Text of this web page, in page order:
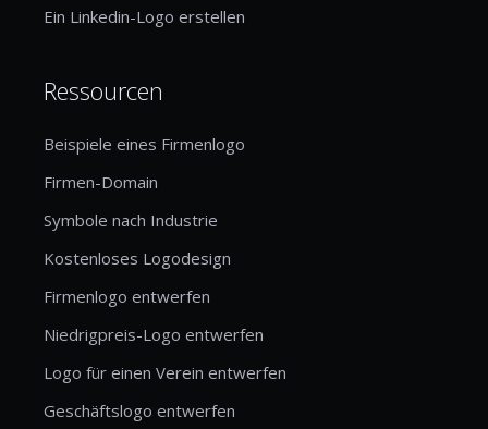
Ein Linkedin-Logo erstellen
Ressourcen
Beispiele eines Firmenlogo
Firmen-Domain
Symbole nach Industrie
Kostenloses Logodesign
Firmenlogo entwerfen
Niedrigpreis-Logo entwerfen
Logo für einen Verein entwerfen
Geschäftslogo entwerfen